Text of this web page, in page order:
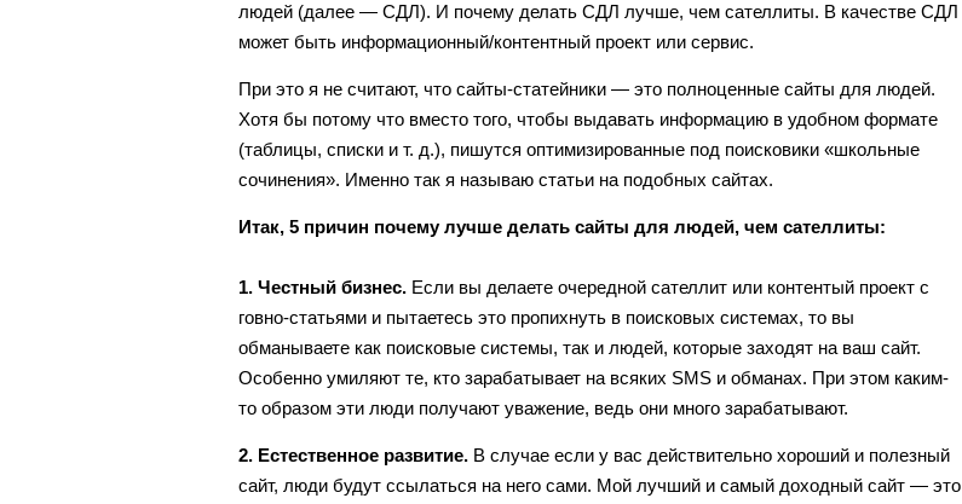
людей (далее — СДЛ). И почему делать СДЛ лучше, чем сателлиты. В качестве СДЛ
может быть информационный/контентный проект или сервис.
При это я не считают, что сайты-статейники — это полноценные сайты для людей.
Хотя бы потому что вместо того, чтобы выдавать информацию в удобном формате
(таблицы, списки и т. д.), пишутся оптимизированные под поисковики «школьные
сочинения». Именно так я называю статьи на подобных сайтах.
Итак, 5 причин почему лучше делать сайты для людей, чем сателлиты:
1. Честный бизнес. Если вы делаете очередной сателлит или контентый проект с
говно-статьями и пытаетесь это пропихнуть в поисковых системах, то вы
обманываете как поисковые системы, так и людей, которые заходят на ваш сайт.
Особенно умиляют те, кто зарабатывает на всяких SMS и обманах. При этом каким-
то образом эти люди получают уважение, ведь они много зарабатывают.
2. Естественное развитие. В случае если у вас действительно хороший и полезный
сайт, люди будут ссылаться на него сами. Мой лучший и самый доходный сайт — это